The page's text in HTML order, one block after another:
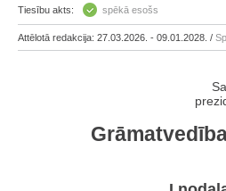
Tiesību akts: spēkā esošs
Attēlotā redakcija: 27.03.2026. - 09.01.2028. /